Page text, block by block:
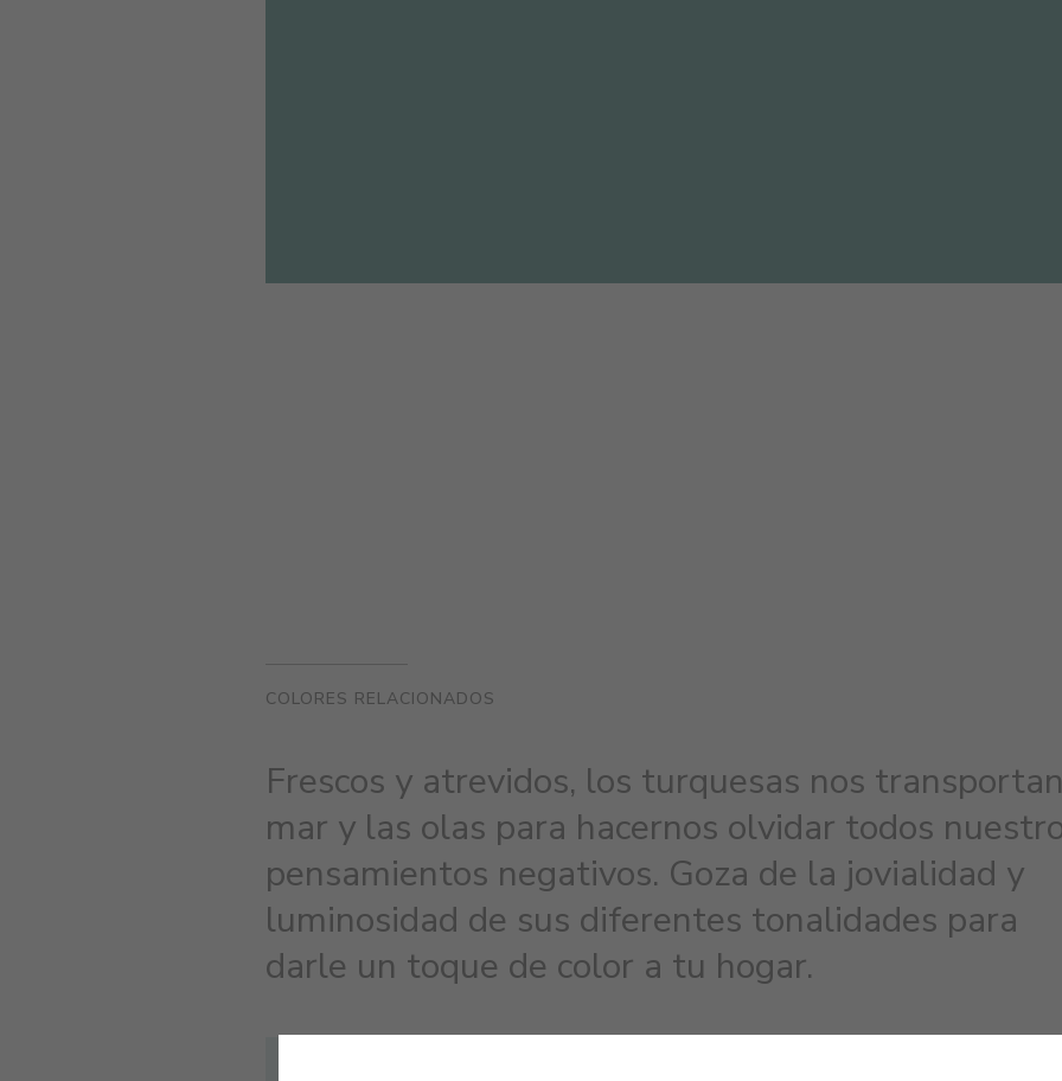
COLORES RELACIONADOS
Frescos y atrevidos, los turquesas nos
mar y las olas para hacernos olvidar todos
pensamientos negativos. Goza de la jovialidad y
luminosidad de sus diferentes tonalidades para
darle un toque de color a tu hogar.